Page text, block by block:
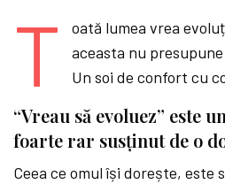
T
oată lumea vrea
aceasta nu
Un soi de confort cu
“Vreau să evoluez” este
foarte rar susținut de o
Ceea ce omul își dorește, este